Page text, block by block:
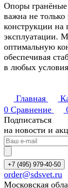
Опоры
важна не
конструкции на
эксплуатации.
оптимальную
обеспечивая
в любых
Главная
0 Сравнение
Подписаться
на новости и
+7 (495) 979-40-50
order@sdsvet.ru
Московская